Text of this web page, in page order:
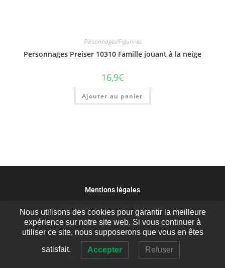
Personnages/Figurines
Personnages Preiser 10310 Famille jouant à la neige
16,9€
Ajouter au panier
Mentions légales
Le développement durable pour Chemins de rêves
Copyright 2023 - Chemins de Rêves
Nous utilisons des cookies pour garantir la meilleure
expérience sur notre site web. Si vous continuer à
utiliser ce site, nous supposerons que vous en êtes
satisfait. Accepter Refuser